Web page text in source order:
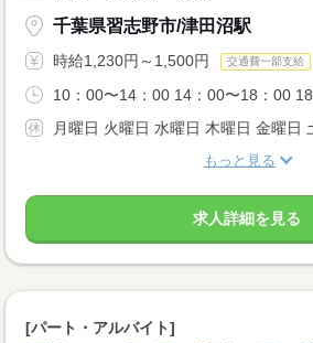
千葉県習志野市/津田沼駅
時給1,230円～1,500円 交通費一部支給
10：00〜14：00 14：00〜18：00 18
月曜日 火曜日 水曜日 木曜日 金曜日
もっと見る
求人詳細を見る
[パート・アルバイト]